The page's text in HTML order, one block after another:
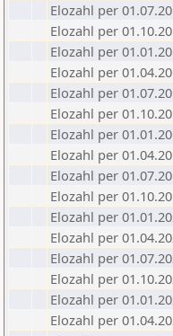
Elozahl per
Elozahl per
Elozahl per
Elozahl per
Elozahl per
Elozahl per
Elozahl per
Elozahl per
Elozahl per
Elozahl per
Elozahl per
Elozahl per
Elozahl per
Elozahl per
Elozahl per
Elozahl per